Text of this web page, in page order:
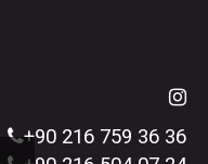
+90 216 759 36 36